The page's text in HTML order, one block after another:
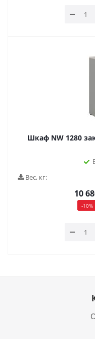
Шкаф NW 1280
Вес, кг:
10
-10%